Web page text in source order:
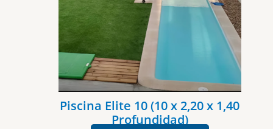
Piscina Elite 10 (10 x 2,20 x 1,40
Profundidad)